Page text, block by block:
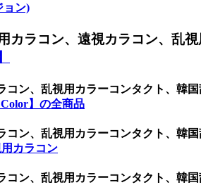
ョン)
カラコン、遠視カラコン、乱
コン、乱視用カラーコンタクト、韓
】の全商品
コン、乱視用カラーコンタクト、韓
カラコン
コン、乱視用カラーコンタクト、韓